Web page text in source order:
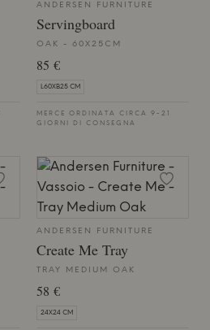
ANDERSEN FURNITURE
Servingboard
OAK - 60X25CM
85 €
L60XB25 CM
MERCE ORDINATA CIRCA 9-21
GIORNI DI CONSEGNA
ANDERSEN FURNITURE
Create Me Tray
TRAY MEDIUM OAK
58 €
24X24 CM